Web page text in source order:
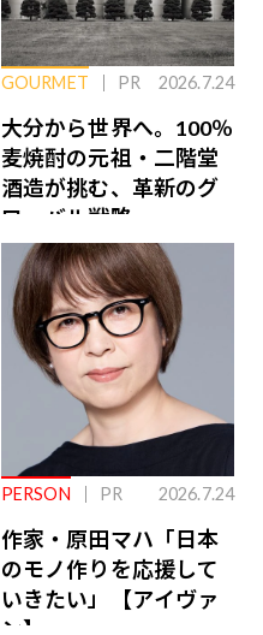
GOURMET PR 2026.7.24
大分から世界へ。100％
麦焼酎の元祖・二階堂
酒造が挑む、革新のグ
ローバル戦略
PERSON PR 2026.7.24
作家・原田マハ「日本
のモノ作りを応援して
いきたい」【アイヴァ
ン】